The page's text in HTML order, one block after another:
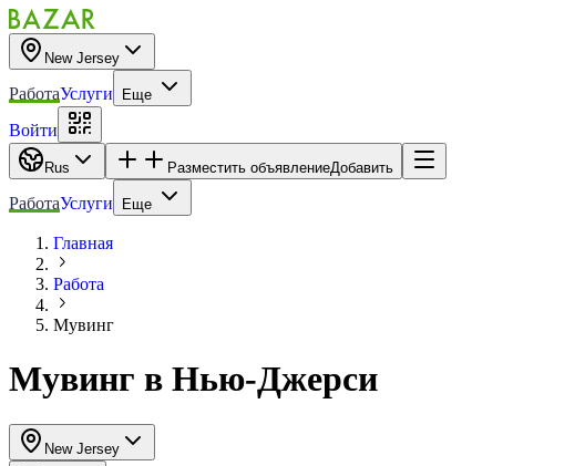
New Jersey
РаботаУслуги Еще
Войти
Rus Разместить объявлениеДобавить
РаботаУслуги Еще
Главная
Работа
Мувинг
Мувинг в Нью-Джерси
New Jersey